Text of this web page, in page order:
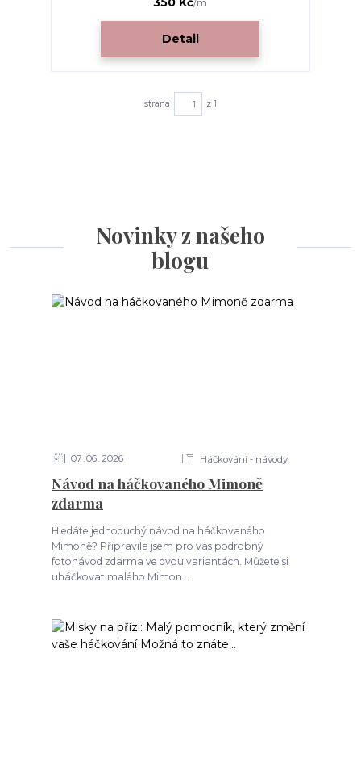
/m
Detail
strana z 1
Novinky z našeho
blogu
07 06 2026 Háčkování - návody
Návod na háčkovaného Mimoně
zdarma
Hledáte jednoduchý návod na háčkovaného
Mimoně? Připravila jsem pro vás podrobný
fotonávod zdarma ve dvou variantách. Můžete si
uháčkovat malého Mimon...